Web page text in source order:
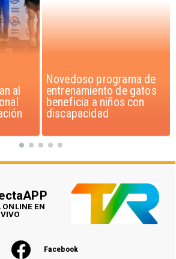
de
Alarmante hábito en
jóvenes de 13 a 15 años
según encuesta del
Minsal
Facebook
ONLINE EN
VIVO